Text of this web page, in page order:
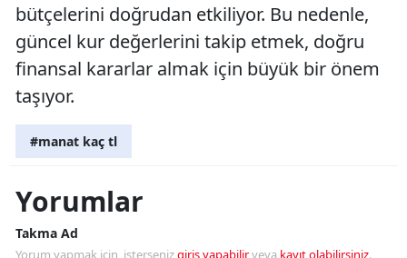
bütçelerini doğrudan etkiliyor. Bu nedenle,
güncel kur değerlerini takip etmek, doğru
finansal kararlar almak için büyük bir önem
taşıyor.
#manat kaç tl
Yorumlar
Takma Ad
Yorum yapmak için, istersenizgiriş yapabilirveya kayıt olabilirsiniz.